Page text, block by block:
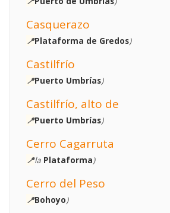
Casquerazo
📍Plataforma de Gredos)
Castilfrío
📍Puerto Umbrías)
Castilfrío, alto de
📍Puerto Umbrías)
Cerro Cagarruta
📍la Plataforma)
Cerro del Peso
📍Bohoyo)